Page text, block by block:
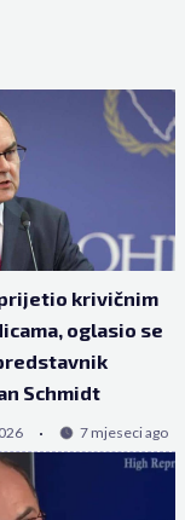
krivičnim
oglasio se
Schmidt
7 mjeseci ago